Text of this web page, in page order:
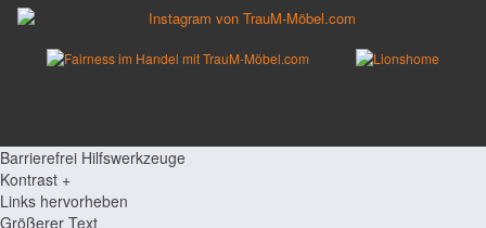
Barrierefrei Hilfswerkzeuge
Kontrast +
Links hervorheben
Größerer Text